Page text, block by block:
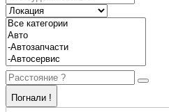
Погнали !